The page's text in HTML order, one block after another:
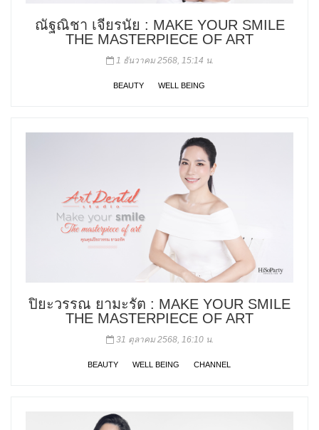
ณัฐณิชา เจียรนัย : MAKE YOUR SMILE
THE MASTERPIECE OF ART
1 ธันวาคม 2568, 15:14 น.
BEAUTY WELL BEING
ปิยะวรรณ ยามะรัต : MAKE YOUR SMILE
THE MASTERPIECE OF ART
31 ตุลาคม 2568, 16:10 น.
BEAUTY WELL BEING CHANNEL